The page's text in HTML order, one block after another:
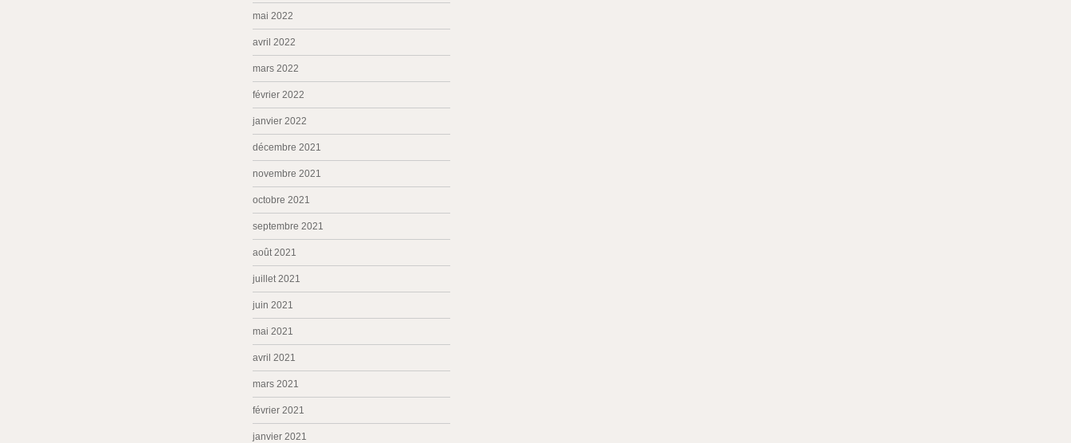
mai 2022
avril 2022
mars 2022
février 2022
janvier 2022
décembre 2021
novembre 2021
octobre 2021
septembre 2021
août 2021
juillet 2021
juin 2021
mai 2021
avril 2021
mars 2021
février 2021
janvier 2021